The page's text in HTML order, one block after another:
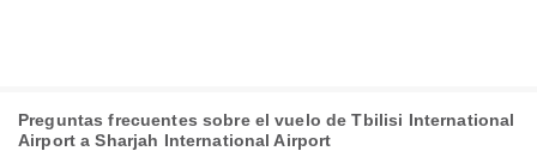
Preguntas frecuentes sobre el vuelo de Tbilisi International
Airport a Sharjah International Airport